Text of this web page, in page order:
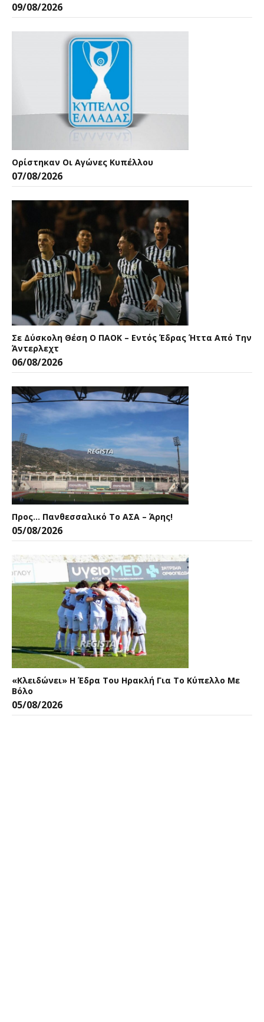
09/08/2026
Ορίστηκαν Οι Αγώνες Κυπέλλου
07/08/2026
Σε Δύσκολη Θέση Ο ΠΑΟΚ – Εντός Έδρας Ήττα Από Την
Άντερλεχτ
06/08/2026
Προς… Πανθεσσαλικό Το ΑΣΑ – Άρης!
05/08/2026
«Κλειδώνει» Η Έδρα Του Ηρακλή Για Το Κύπελλο Με
Βόλο
05/08/2026